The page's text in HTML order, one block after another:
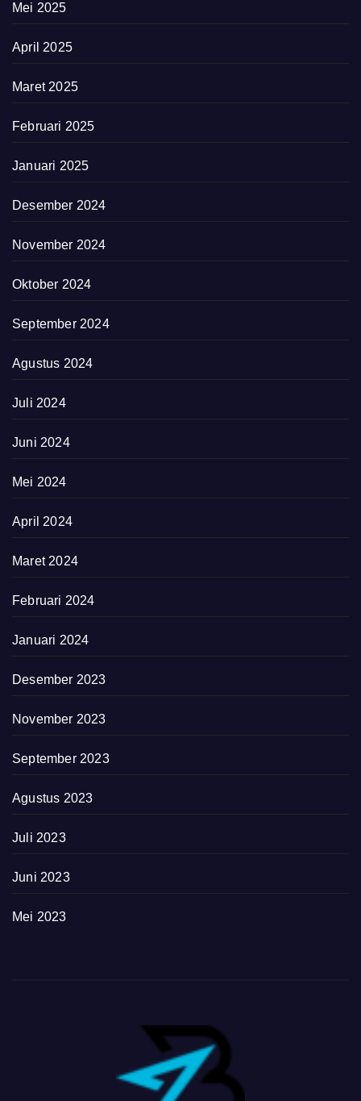
Mei 2025
April 2025
Maret 2025
Februari 2025
Januari 2025
Desember 2024
November 2024
Oktober 2024
September 2024
Agustus 2024
Juli 2024
Juni 2024
Mei 2024
April 2024
Maret 2024
Februari 2024
Januari 2024
Desember 2023
November 2023
September 2023
Agustus 2023
Juli 2023
Juni 2023
Mei 2023